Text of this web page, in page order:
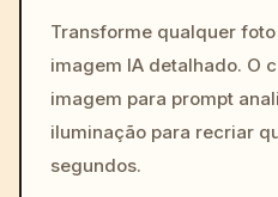
Transforme qualquer
imagem IA detalhado. O
imagem para prompt
iluminação para recriar
segundos.